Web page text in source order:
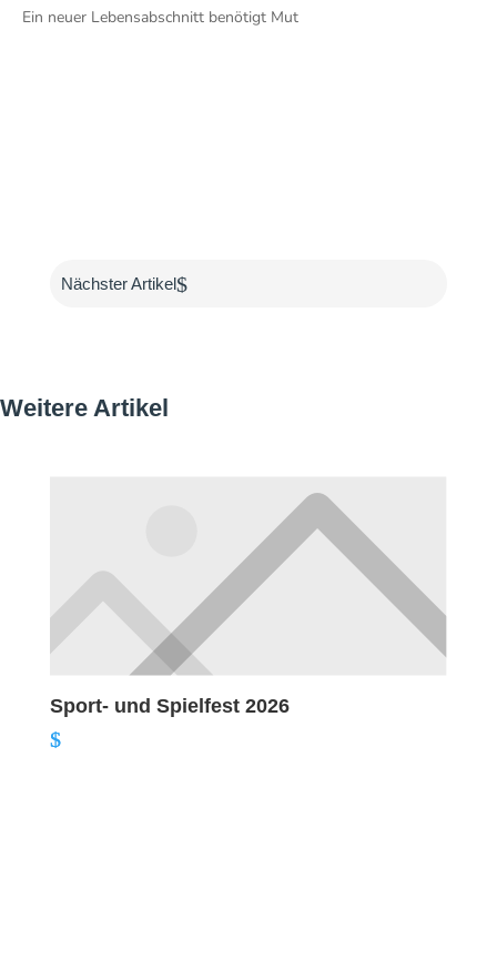
Ein neuer Lebensabschnitt benötigt Mut
Nächster Artikel$
Weitere Artikel
Sport- und Spielfest 2026